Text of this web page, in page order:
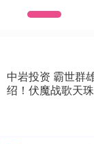
中岩投资 霸世群
绍！伏魔战歌天